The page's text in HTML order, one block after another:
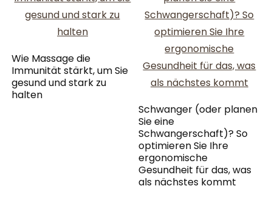
Wie Massage die
Immunität stärkt, um Sie
gesund und stark zu
halten
Schwanger (oder planen
Sie eine
Schwangerschaft)? So
optimieren Sie Ihre
ergonomische
Gesundheit für das, was
als nächstes kommt